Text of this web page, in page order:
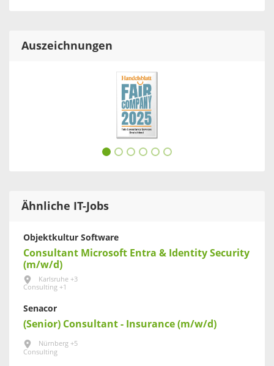
Auszeichnungen
Ähnliche IT-Jobs
Objektkultur Software
Consultant Microsoft Entra & Identity Security
(m/w/d)
Karlsruhe +3
Consulting +1
Senacor
(Senior) Consultant - Insurance (m/w/d)
Nürnberg +5
Consulting